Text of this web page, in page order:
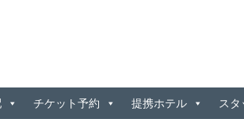
チケット予約 提携ホテル スタ